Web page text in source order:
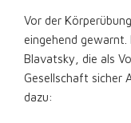
Vor der
eingehend
Blavatsky, die als
Gesellschaft sicher
dazu: